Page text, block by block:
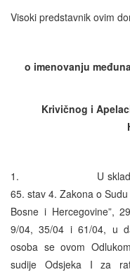
Visoki predstavnik ovim
o imenovanju
Krivičnog i
1. U skladu sa
65. stav 4. Zakona o
Bosne i Hercegovine”,
9/04, 35/04 i 61/04, u
osoba se ovom
sudije Odsjeka I za